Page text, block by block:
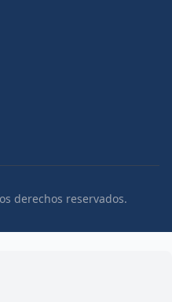
derechos reservados.